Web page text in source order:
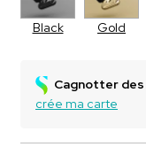
Black Gold
Cagnotter des
crée ma carte